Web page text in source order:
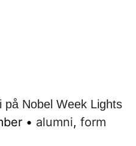
på Nobel Week Lights
• alumni, form